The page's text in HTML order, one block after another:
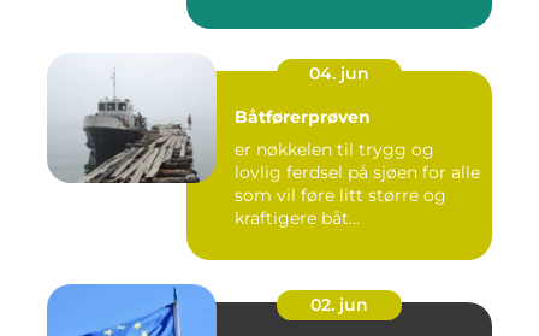
04. jun
Båtførerprøven
er nøkkelen til trygg og
lovlig ferdsel på sjøen for alle
som vil føre litt større og
kraftigere båt...
02. jun